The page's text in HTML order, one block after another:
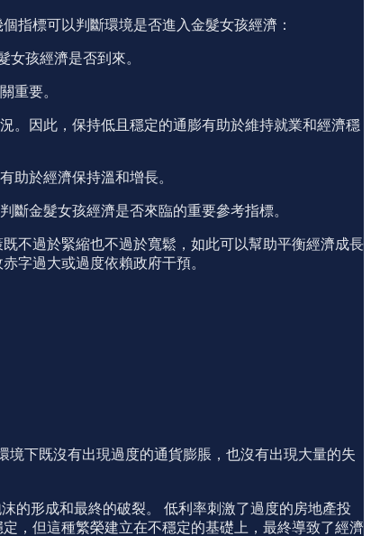
指標可以判斷環境是否進入金髮女孩經濟：
女孩經濟是否到來。
重要。
。因此，保持低且穩定的通膨有助於維持就業和經濟穩
助於經濟保持溫和增長。
斷金髮女孩經濟是否來臨的重要參考指標。
不過於緊縮也不過於寬鬆，如此可以幫助平衡經濟成長
字過大或過度依賴政府干預。
境下既沒有出現過度的通貨膨脹，也沒有出現大量的失
的形成和最終的破裂。 低利率刺激了過度的房地產投
，但這種繁榮建立在不穩定的基礎上，最終導致了經濟